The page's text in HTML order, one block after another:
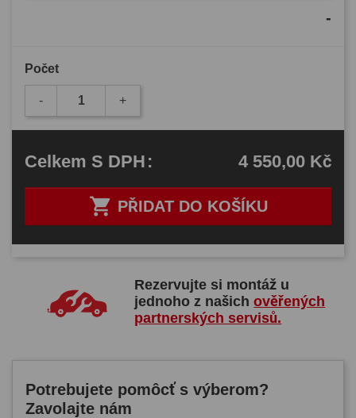
-
Počet
- +
 PŘIDAT DO KOŠÍKU
Celkem S DPH: 4 550,00 Kč
Rezervujte si montáž u
jednoho z našichověřených
partnerských servisů.
Potrebujete pomôcť s výberom?
Zavolajte nám